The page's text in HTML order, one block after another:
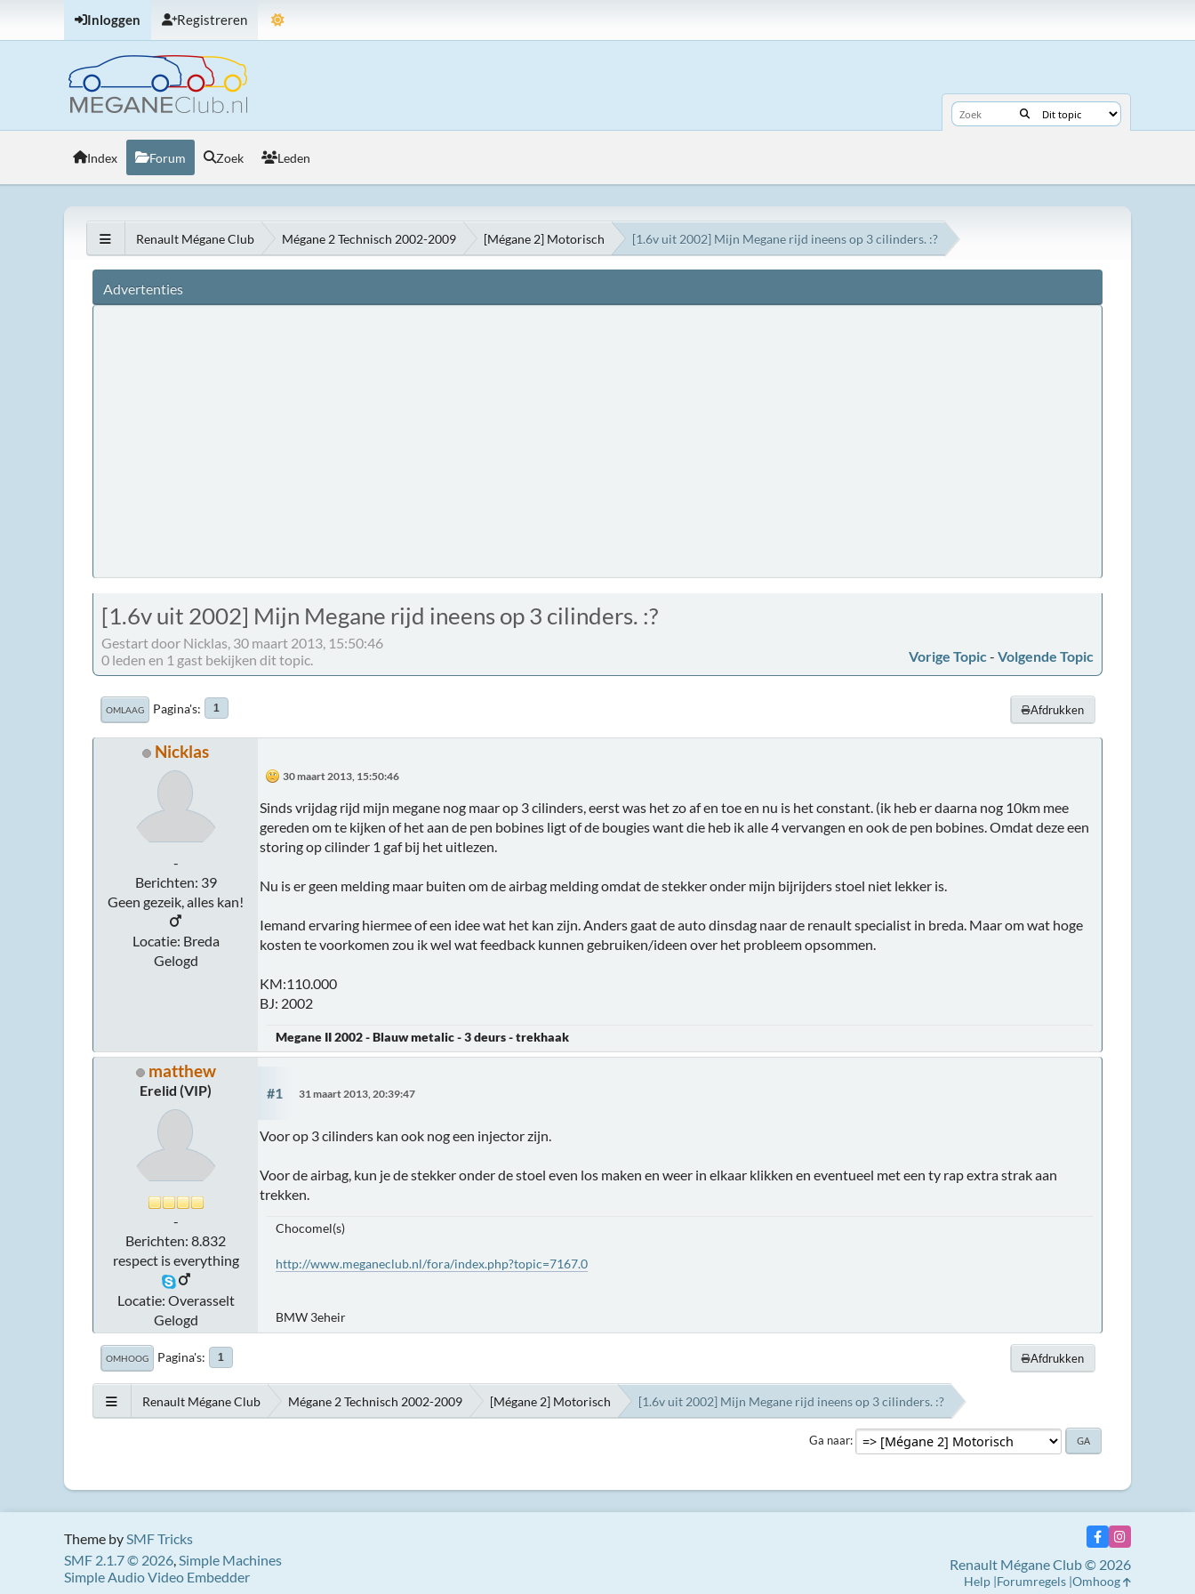
Inloggen Registreren
Index Forum Zoek Leden
Renault Mégane Club Mégane 2 Technisch 2002-2009 [Mégane 2] Motorisch [1.6v uit 2002] Mijn Megane rijd ineens op 3 cilinders. :?
Advertenties
[1.6v uit 2002] Mijn Megane rijd ineens op 3 cilinders. :?
Gestart door Nicklas, 30 maart 2013, 15:50:46
Vorige Topic - Volgende Topic
0 leden en 1 gast bekijken dit topic.
Afdrukken
OMLAAG Pagina's 1
Nicklas
-
Berichten: 39
Geen gezeik, alles kan!
Locatie: Breda
Gelogd
30 maart 2013, 15:50:46
Sinds vrijdag rijd mijn megane nog maar op 3 cilinders, eerst was het zo af en toe en nu is het constant. (ik heb er daarna nog 10km mee
gereden om te kijken of het aan de pen bobines ligt of de bougies want die heb ik alle 4 vervangen en ook de pen bobines. Omdat deze een
storing op cilinder 1 gaf bij het uitlezen.
Nu is er geen melding maar buiten om de airbag melding omdat de stekker onder mijn bijrijders stoel niet lekker is.
Iemand ervaring hiermee of een idee wat het kan zijn. Anders gaat de auto dinsdag naar de renault specialist in breda. Maar om wat hoge
kosten te voorkomen zou ik wel wat feedback kunnen gebruiken/ideen over het probleem opsommen.
KM:110.000
BJ: 2002
Megane II 2002 - Blauw metalic - 3 deurs - trekhaak
matthew
Erelid (VIP)
-
Berichten: 8.832
respect is everything
Locatie: Overasselt
Gelogd
#1 31 maart 2013, 20:39:47
Voor op 3 cilinders kan ook nog een injector zijn.
Voor de airbag, kun je de stekker onder de stoel even los maken en weer in elkaar klikken en eventueel met een ty rap extra strak aan
trekken.
Chocomel(s)
http://www.meganeclub.nl/fora/index.php?topic=7167.0
BMW 3eheir
Afdrukken
OMHOOG Pagina's 1
Renault Mégane Club Mégane 2 Technisch 2002-2009 [Mégane 2] Motorisch [1.6v uit 2002] Mijn Megane rijd ineens op 3 cilinders. :?
Ga naar
Theme bySMF Tricks
SMF 2.1.7 © 2026,Simple Machines
Simple Audio Video Embedder
Renault Mégane Club © 2026
Help Forumregels Omhoog